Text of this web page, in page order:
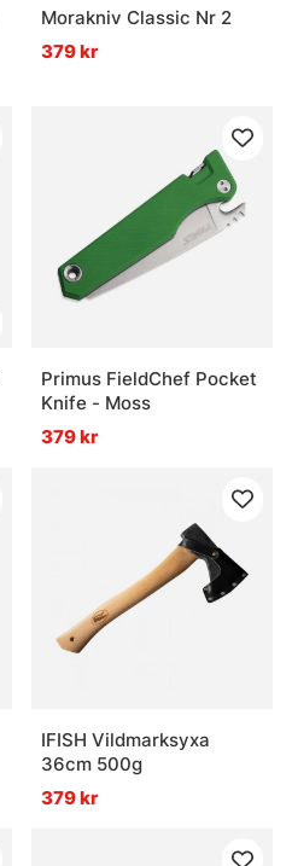
Morakniv Classic Nr 2
379 kr
Primus FieldChef Pocket
Knife - Moss
379 kr
IFISH Vildmarksyxa
36cm 500g
379 kr